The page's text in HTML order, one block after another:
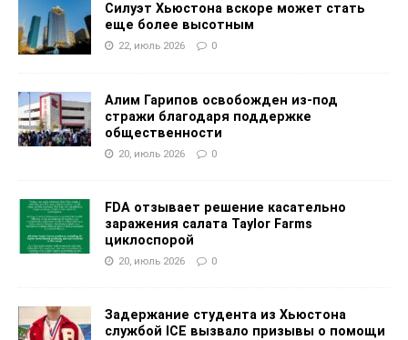
Силуэт Хьюстона вскоре может стать
еще более высотным
22, июль 2026 0
Алим Гарипов освобожден из-под
стражи благодаря поддержке
общественности
20, июль 2026 0
FDA отзывает решение касательно
заражения салата Taylor Farms
циклоспорой
20, июль 2026 0
Задержание студента из Хьюстона
службой ICE вызвало призывы о помощи